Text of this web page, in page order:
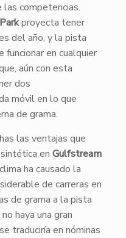
competencias.
proyecta tener
del año, y la pista
en cualquier
aún con esta
dos
móvil en lo que
de grama.
las ventajas que
en Gulfstream
ha causado la
de carreras en
de grama a la pista
haya una gran
traduciría en nóminas